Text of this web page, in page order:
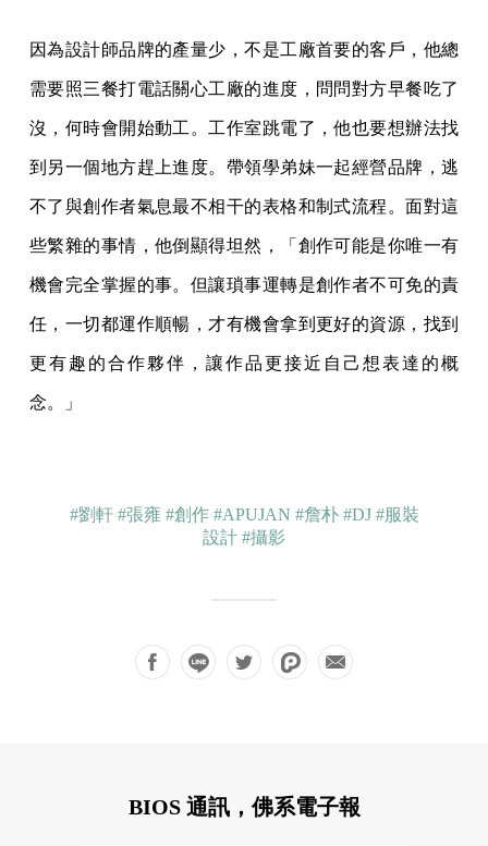
因為設計師品牌的產量少，不是工廠首要的客戶，他總
需要照三餐打電話關心工廠的進度，問問對方早餐吃了
沒，何時會開始動工。工作室跳電了，他也要想辦法找
到另一個地方趕上進度。帶領學弟妹一起經營品牌，逃
不了與創作者氣息最不相干的表格和制式流程。面對這
些繁雜的事情，他倒顯得坦然，「創作可能是你唯一有
機會完全掌握的事。但讓瑣事運轉是創作者不可免的責
任，一切都運作順暢，才有機會拿到更好的資源，找到
更有趣的合作夥伴，讓作品更接近自己想表達的概
念。」
#劉軒 #張雍 #創作 #APUJAN #詹朴 #DJ #服裝
設計 #攝影
BIOS 通訊，佛系電子報